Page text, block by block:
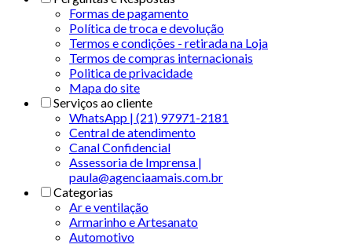
Formas de pagamento
Política de troca e devolução
Termos e condições - retirada na Loja
Termos de compras internacionais
Politica de privacidade
Mapa do site
Serviços ao cliente
WhatsApp | (21) 97971-2181
Central de atendimento
Canal Confidencial
Assessoria de Imprensa |
paula@agenciaamais.com.br
Categorias
Ar e ventilação
Armarinho e Artesanato
Automotivo